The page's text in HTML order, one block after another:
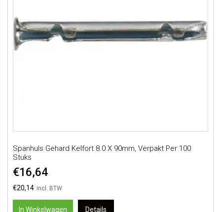
Spanhuls Gehard Kelfort 8.0 X 90mm, Verpakt Per 100
Stuks
€20,14
€16,64
In Winkelwagen Details